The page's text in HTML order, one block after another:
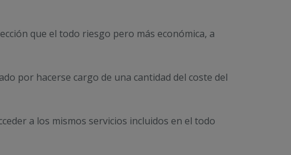
que el todo riesgo pero más económica, a
por hacerse cargo de una cantidad del coste del
a los mismos servicios incluidos en el todo